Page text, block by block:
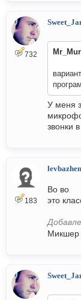
732
У меня
звонки
183
Во во
это
Микшер